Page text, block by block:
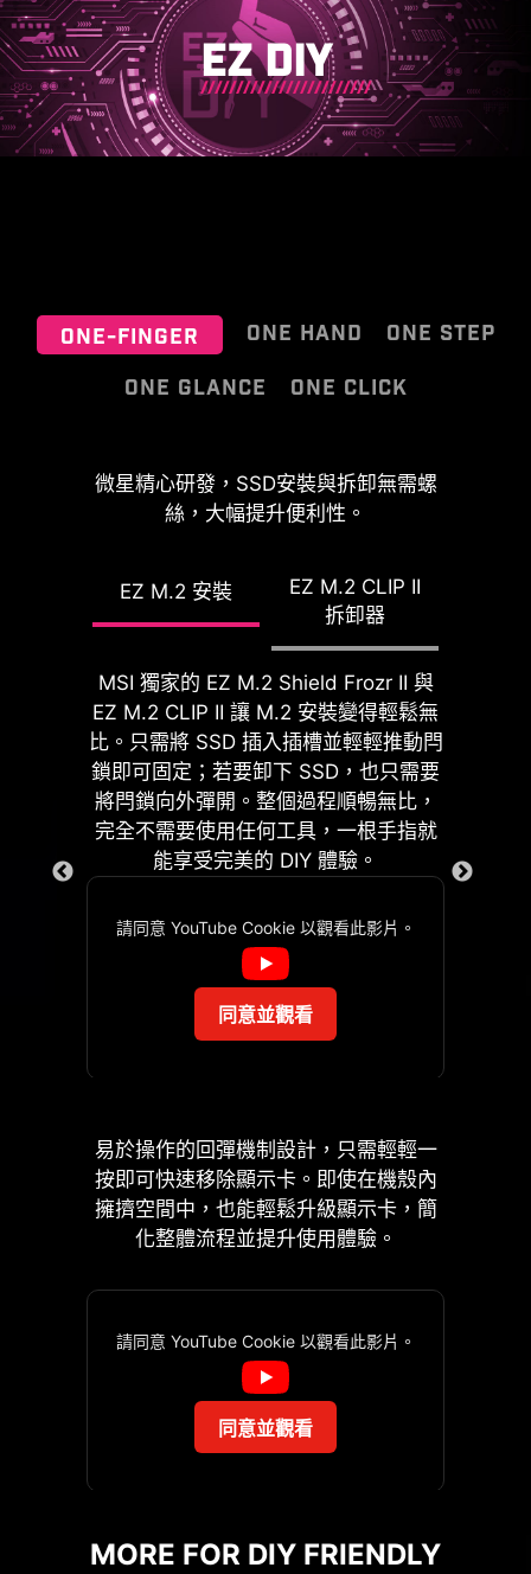
EZ DIY
ONE-FINGER ONE HAND
ONE STEP
ONE GLANCE
ONE CLICK
微星精心研發，SSD安裝與拆卸無需螺
絲，大幅提升便利性。
EZ M.2 安裝
EZ M.2 CLIP II
拆卸器
MSI 獨家的 EZ M.2 Shield Frozr II 與
EZ M.2 CLIP II 讓 M.2 安裝變得輕鬆無
比。只需將 SSD 插入插槽並輕輕推動閂
鎖即可固定；若要卸下 SSD，也只需要
將閂鎖向外彈開。整個過程順暢無比，
完全不需要使用任何工具，一根手指就
能享受完美的 DIY 體驗。
請同意 YouTube Cookie 以觀看此影片。
同意並觀看
易於操作的回彈機制設計，只需輕輕一
按即可快速移除顯示卡。即使在機殼內
擁擠空間中，也能輕鬆升級顯示卡，簡
化整體流程並提升使用體驗。
請同意 YouTube Cookie 以觀看此影片。
同意並觀看
MORE FOR DIY FRIENDLY
PinSafe 採用創新的無針腳背板 PCB 製
程，提供更安全的 DIY 組裝體驗。
遮蓋。也因預裝內建設計，可以更貼
合、堅固，提供最好的保護力。
EZ MOUNTING
MSI主機板電路區域清楚標示機殼螺絲
刮傷或損壞主機板。
微星 EZ 天線，不需旋轉即可緊密接
上，輕鬆完成安裝。
主機板上內建的雙 2-pin Direct OC 可
自訂，可以細微調整時脈，提供更高的
靈活度。
主機板上 LED 除錯指示燈，可
快速顯示問題根源，以便您準確
判斷並重新啟動運行。
EZ 數位除錯
EZ 超頻
功能，就是要讓處理器和記憶體超頻變
得更簡單，不再需要複雜設定，即使沒
有理工背景的玩家也能輕鬆提升系統性
能。
GAME BOOST
一鍵 CPU自動超頻，可瞬
間優化您的處理器性能，調
整至最佳水平。
能，在額外運算能力時，提
供最佳的 AI 性能。*需搭配
相容處理器啟用。"
EXPO / A-XMP
定參數，讓記憶體輕鬆自動
超頻，獲得最好的相容性。
多款功能為您的運算體驗注入人工智
使用的應用程式自動調整設定，確保流